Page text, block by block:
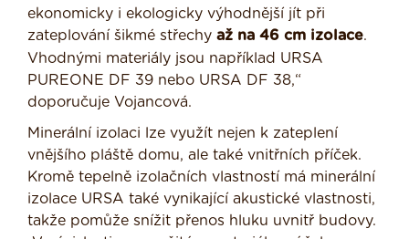
ekonomicky i ekologicky výhodnější jít při
zateplování šikmé střechy až na 46 cm izolace.
Vhodnými materiály jsou například URSA
PUREONE DF 39 nebo URSA DF 38,“
doporučuje Vojancová.
Minerální izolaci lze využít nejen k zateplení
vnějšího pláště domu, ale také vnitřních příček.
Kromě tepelně izolačních vlastností má minerální
izolace URSA také vynikající akustické vlastnosti,
takže pomůže snížit přenos hluku uvnitř budovy.